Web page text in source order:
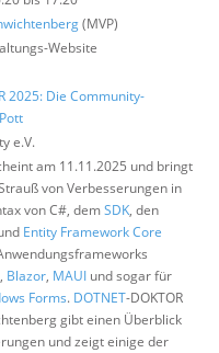
(MVP)
Website
2025: Die Community-
e.V.
am 11.11.2025 und bringt
von Verbesserungen in
von C#, demSDK, den
Entity Framework Core
, Blazor, MAUI und sogar für
Forms. DOTNET-DOKTOR
gibt einen Überblick
und zeigt einige der